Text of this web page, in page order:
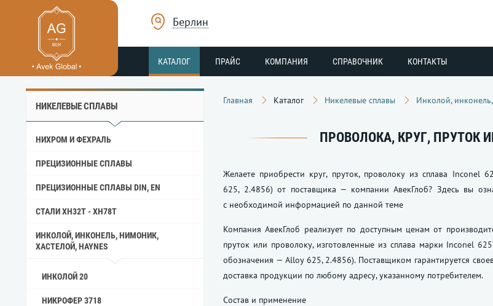
Берлин
КАТАЛОГ ПРАЙС КОМПАНИЯ СПРАВОЧНИК КОНТАКТЫ
НИКЕЛЕВЫЕ СПЛАВЫ
НИХРОМ И ФЕХРАЛЬ
ПРЕЦИЗИОННЫЕ СПЛАВЫ
ПРЕЦИЗИОННЫЕ СПЛАВЫ DIN, EN
СТАЛИ ХН32Т - ХН78Т
ИНКОЛОЙ, ИНКОНЕЛЬ, НИМОНИК,
ХАСТЕЛОЙ, HAYNES
ИНКОЛОЙ 20
НИКРОФЕР 3718
Главная Каталог Никелевые сплавы Инколой,
ПРОВОЛОКА, КРУГ, ПРУТОК
Желаете приобрести круг, пруток, проволоку из сплава Inconel
625, 2.4856) от поставщика — компании АвекГлоб? Здесь вы
с необходимой информацией по данной теме
Компания АвекГлоб реализует по доступным ценам от
пруток или проволоку, изготовленные из сплава марки Inconel
обозначения — Alloy 625, 2.4856). Поставщиком гарантируется
доставка продукции по любому адресу, указанному потребителем.
Состав и применение